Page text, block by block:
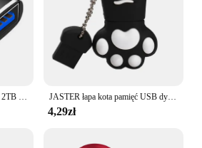
SONY Original Flash Drives 2TB USB 3.0 Mini High Speed Metal Pendrive 1TB Stick Portable Drive Waterproof Memoria Storage U Disk JASTER łapa kota pamięć USB dysk kolorowe pióro 64GB 32GB wolny brelok Pendrive 16GB brązowy Pendrive czerwony dysk niebieski 8GB
4,29zł